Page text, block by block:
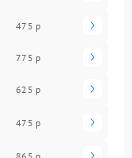
475 р
775 р
625 р
475 р
865 р